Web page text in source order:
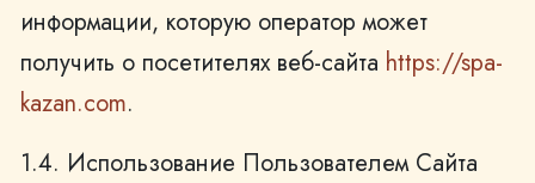
информации, которую оператор может
получить о посетителях веб-сайта https://spa-
kazan.com.
1.4. Использование Пользователем Сайта